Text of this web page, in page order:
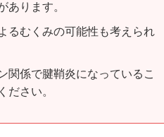
あります。
るむくみの可能性も考えられ
関係で腱鞘炎になっているこ
ださい。